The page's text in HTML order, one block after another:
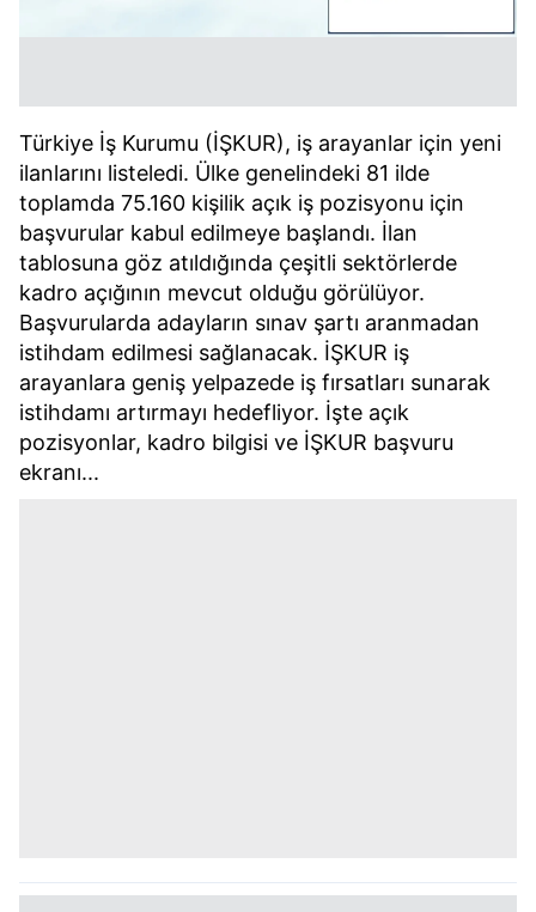
Türkiye İş Kurumu (İŞKUR), iş arayanlar için yeni
ilanlarını listeledi. Ülke genelindeki 81 ilde
toplamda 75.160 kişilik açık iş pozisyonu için
başvurular kabul edilmeye başlandı. İlan
tablosuna göz atıldığında çeşitli sektörlerde
kadro açığının mevcut olduğu görülüyor.
Başvurularda adayların sınav şartı aranmadan
istihdam edilmesi sağlanacak. İŞKUR iş
arayanlara geniş yelpazede iş fırsatları sunarak
istihdamı artırmayı hedefliyor. İşte açık
pozisyonlar, kadro bilgisi ve İŞKUR başvuru
ekranı...